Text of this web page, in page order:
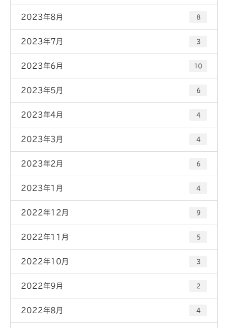
2023年8月 8
2023年7月 3
2023年6月 10
2023年5月 6
2023年4月 4
2023年3月 4
2023年2月 6
2023年1月 4
2022年12月 9
2022年11月 5
2022年10月 3
2022年9月 2
2022年8月 4